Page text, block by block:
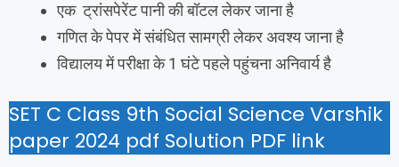
एक ट्रांसपेरेंट पानी की बॉटल लेकर जाना है
गणित के पेपर में संबंधित सामग्री लेकर अवश्य जाना है
विद्यालय में परीक्षा के 1 घंटे पहले पहुंचना अनिवार्य है
SET C Class 9th Social Science Varshik
paper 2024 pdf Solution PDF link